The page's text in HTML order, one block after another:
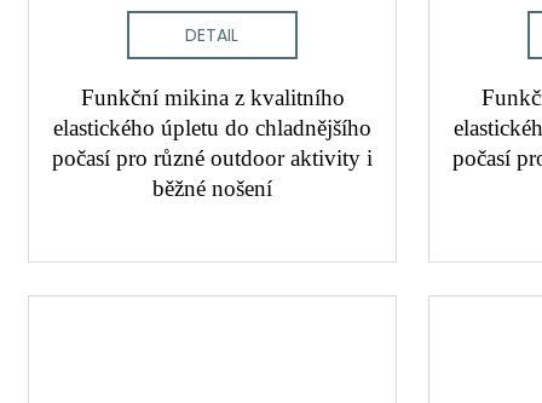
DETAIL
Funkční mikina z kvalitního
elastického úpletu do chladnějšího
počasí pro různé outdoor aktivity i
běžné nošení
počasí